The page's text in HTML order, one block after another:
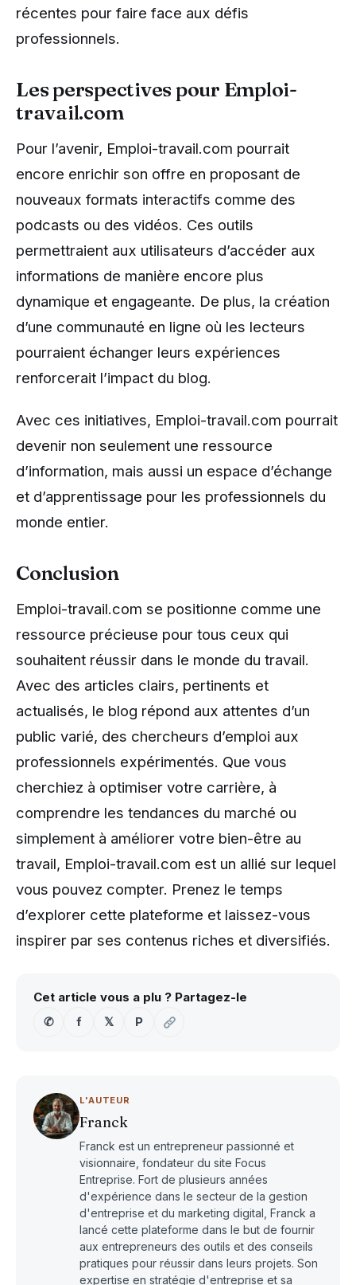
récentes pour faire face aux défis
professionnels.
Les perspectives pour Emploi-
travail.com
Pour l’avenir, Emploi-travail.com pourrait
encore enrichir son offre en proposant de
nouveaux formats interactifs comme des
podcasts ou des vidéos. Ces outils
permettraient aux utilisateurs d’accéder aux
informations de manière encore plus
dynamique et engageante. De plus, la création
d’une communauté en ligne où les lecteurs
pourraient échanger leurs expériences
renforcerait l’impact du blog.
Avec ces initiatives, Emploi-travail.com pourrait
devenir non seulement une ressource
d’information, mais aussi un espace d’échange
et d’apprentissage pour les professionnels du
monde entier.
Conclusion
Emploi-travail.com se positionne comme une
ressource précieuse pour tous ceux qui
souhaitent réussir dans le monde du travail.
Avec des articles clairs, pertinents et
actualisés, le blog répond aux attentes d’un
public varié, des chercheurs d’emploi aux
professionnels expérimentés. Que vous
cherchiez à optimiser votre carrière, à
comprendre les tendances du marché ou
simplement à améliorer votre bien-être au
travail, Emploi-travail.com est un allié sur lequel
vous pouvez compter. Prenez le temps
d’explorer cette plateforme et laissez-vous
inspirer par ses contenus riches et diversifiés.
Cet article vous a plu ? Partagez-le
✆
f 𝕏 P
L'AUTEUR
Franck
Franck est un entrepreneur passionné et
visionnaire, fondateur du site Focus
Entreprise. Fort de plusieurs années
d'expérience dans le secteur de la gestion
d'entreprise et du marketing digital, Franck a
lancé cette plateforme dans le but de fournir
aux entrepreneurs des outils et des conseils
pratiques pour réussir dans leurs projets. Son
expertise en stratégie d'entreprise et sa